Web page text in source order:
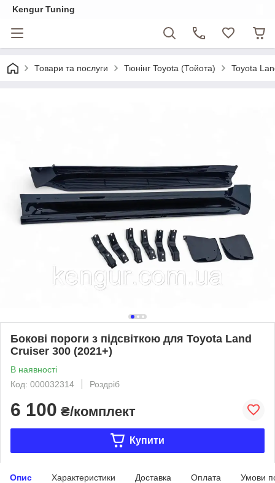
Kengur Tuning
Товари та послуги Тюнінг Toyota (Тойота) Toyota
Бокові пороги з підсвіткою для Toyota Land
Cruiser 300 (2021+)
В наявності
Код: 000032314
Роздріб
6 100 ₴/комплект
Купити
Опис Характеристики Доставка Оплата Умови